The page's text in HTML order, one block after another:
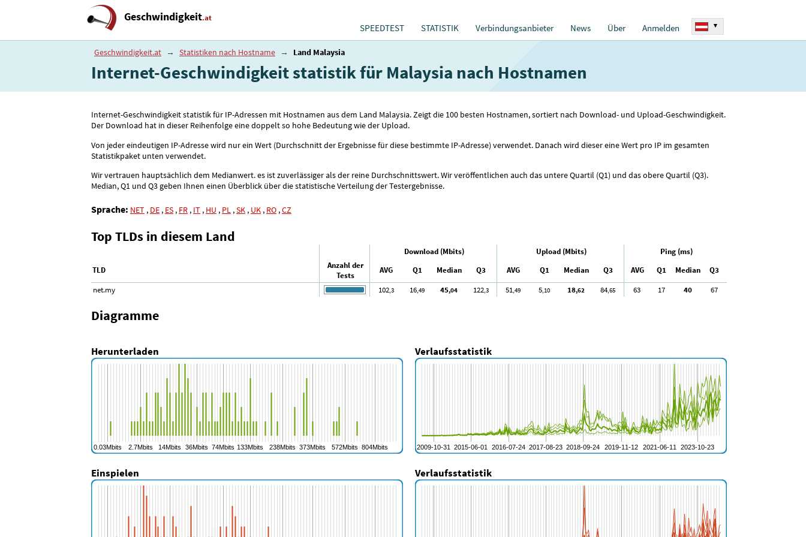
Geschwindigkeit.at
SPEEDTEST STATISTIK Verbindungsanbieter News Über Anmelden ▾
Geschwindigkeit.at → Statistiken nach Hostname → Land Malaysia
Internet-Geschwindigkeit statistik für Malaysia nach Hostnamen
Internet-Geschwindigkeit statistik für IP-Adressen mit Hostnamen aus dem Land Malaysia. Zeigt die 100 besten Hostnamen, sortiert nach Download- und Upload-Geschwindigkeit.
Der Download hat in dieser Reihenfolge eine doppelt so hohe Bedeutung wie der Upload.
Von jeder eindeutigen IP-Adresse wird nur ein Wert (Durchschnitt der Ergebnisse für diese bestimmte IP-Adresse) verwendet. Danach wird dieser eine Wert pro IP im gesamten
Statistikpaket unten verwendet.
Wir vertrauen hauptsächlich dem Medianwert. es ist zuverlässiger als der reine Durchschnittswert. Wir veröffentlichen auch das untere Quartil (Q1) und das obere Quartil (Q3).
Median, Q1 und Q3 geben Ihnen einen Überblick über die statistische Verteilung der Testergebnisse.
Sprache: NET , DE , ES , FR , IT , HU , PL ,SK , UK , RO ,CZ
Top TLDs in diesem Land
Download (Mbits) Upload (Mbits)
Ping (ms)
TLD
Anzahl der
Tests
AVG Q1 Median Q3 AVG Q1 Median Q3 AVG Q1 Median
Q3
net.my
102,3 16,49 45,04 122,3 51,49 5,10 18,62 84,65 63 17 40 67
Diagramme
Herunterladen Verlaufsstatistik
Einspielen Verlaufsstatistik